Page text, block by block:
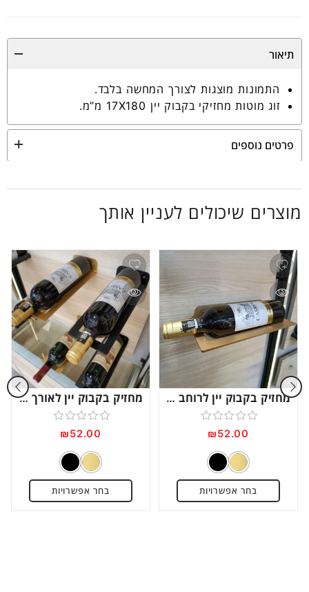
תיאור
התמונות מוצגות לצורך המחשה בלבד.
זוג מוטות מחזיקי בקבוק יין 17X180 מ”מ.
פרטים נוספים
מוצרים שיכולים לעניין אותך
מחזיק בקבוק יין לרוחב דגם WR270
דורג
מתוך
5
₪52.00
בחר אפשרויות
מחזיק בקבוק יין לאורך דגם WR100
דורג
מתוך
5
₪52.00
בחר אפשרויות